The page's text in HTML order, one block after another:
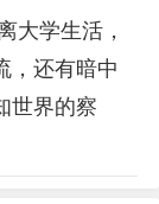
大学生活，
，还有暗中
世界的察